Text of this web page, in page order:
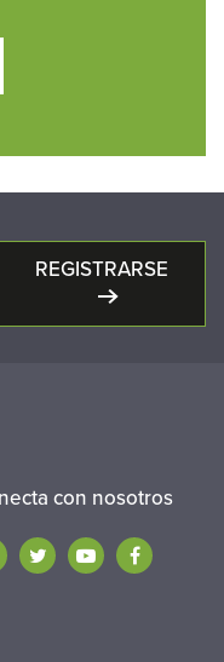
REGISTRARSE
con nosotros